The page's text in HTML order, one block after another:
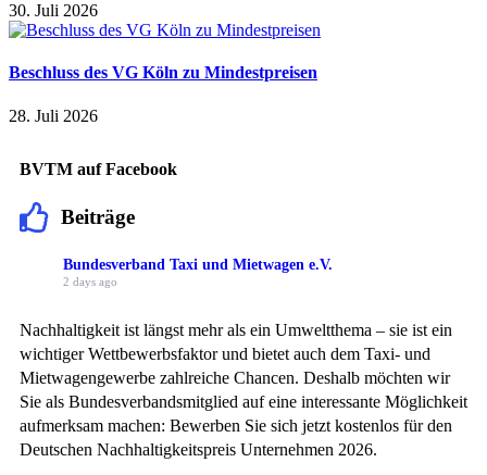
30. Juli 2026
Beschluss des VG Köln zu Mindestpreisen
28. Juli 2026
BVTM auf Facebook
Beiträge
Bundesverband Taxi und Mietwagen e.V.
2 days ago
Nachhaltigkeit ist längst mehr als ein Umweltthema – sie ist ein
wichtiger Wettbewerbsfaktor und bietet auch dem Taxi- und
Mietwagengewerbe zahlreiche Chancen. Deshalb möchten wir
Sie als Bundesverbandsmitglied auf eine interessante Möglichkeit
aufmerksam machen: Bewerben Sie sich jetzt kostenlos für den
Deutschen Nachhaltigkeitspreis Unternehmen 2026.